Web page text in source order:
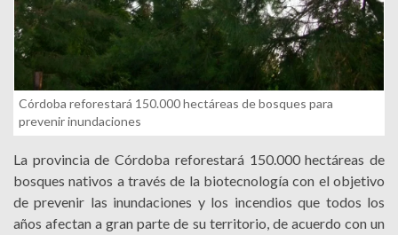
Córdoba reforestará 150.000 hectáreas de bosques para
prevenir inundaciones
La provincia de Córdoba reforestará 150.000 hectáreas de
bosques nativos a través de la biotecnología con el objetivo
de prevenir las inundaciones y los incendios que todos los
años afectan a gran parte de su territorio, de acuerdo con un